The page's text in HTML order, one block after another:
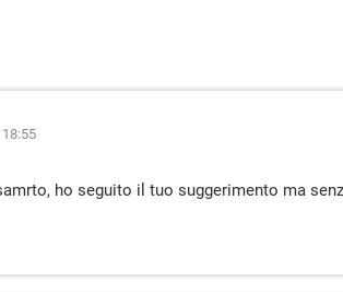
ho seguito il tuo suggerimento ma